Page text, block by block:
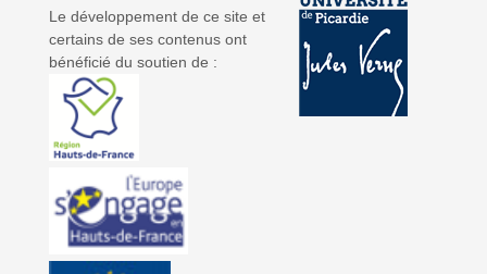
Le développement de ce site et
certains de ses contenus ont
bénéficié du soutien de :